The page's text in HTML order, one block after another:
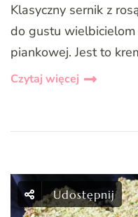
Klasyczny sernik z
do gustu wielbicielom
piankowej. Jest to
Czytaj więcej
Udostępnij